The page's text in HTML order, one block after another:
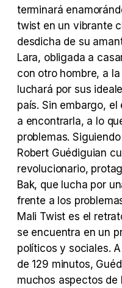
terminará
twist en un vibrante
desdicha de su
Lara, obligada a
con otro hombre, a
luchará por sus
país. Sin embargo,
a encontrarla, a lo
problemas.
Robert Guédiguian
revolucionario,
Bak, que lucha por
frente a los
Mali Twist es el
se encuentra en un
políticos y sociales.
de 129 minutos,
muchos aspectos de